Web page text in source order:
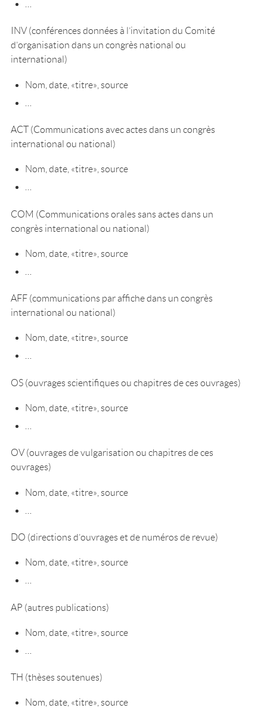
INV (conférences données à l’invitation du Comité
d’organisation dans un congrès national ou
international)
Nom, date, «titre», source
ACT (Communications avec actes dans un congrès
international ou national)
Nom, date, «titre», source
COM (Communications orales sans actes dans un
congrès international ou national)
Nom, date, «titre», source
AFF (communications par affiche dans un congrès
international ou national)
Nom, date, «titre», source
OS (ouvrages scientifiques ou chapitres de ces ouvrages)
Nom, date, «titre», source
OV (ouvrages de vulgarisation ou chapitres de ces
ouvrages)
Nom, date, «titre», source
DO (directions d’ouvrages et de numéros de revue)
Nom, date, «titre», source
AP (autres publications)
Nom, date, «titre», source
TH (thèses soutenues)
Nom, date, «titre», source